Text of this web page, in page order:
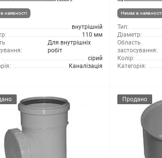
наявності
внутрішній
110 мм
Для внутрішніх
робіт
сірий
Каналізація
Немає в наявності
Тип:
Діаметр:
Область
застосування:
Колір:
Категорія:
Продано